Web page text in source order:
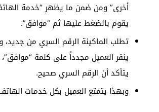
أخرى” ومن ضمن ما يظهر “خدمة
يقوم بالضغط عليها ثم “موافق”.
تطلب الماكينة الرقم السري من جديد،
ينقر العميل مجدداً على كلمة
يتأكد أن الرقم السري صحيح.
وبهذا يتمتع العميل بكل خدمات